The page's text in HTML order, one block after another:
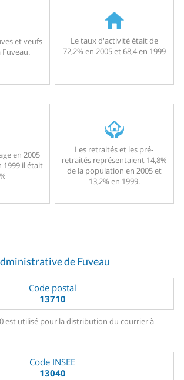
et veufs
Fuveau.
Le taux d'activité était de
72,2% en 2005 et 68,4 en 1999
en 2005
1999 il était
Les retraités et les pré-
retraités représentaient 14,8%
de la population en 2005 et
13,2% en 1999.
de Fuveau
Code postal
13710
est utilisé pour la distribution du courrier à
Code INSEE
13040